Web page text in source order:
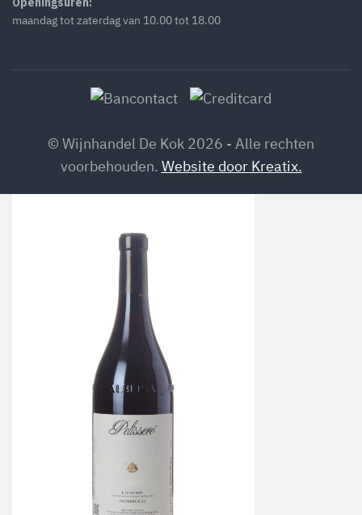
maandag tot zaterdag van 10.00 tot 18.00
© Wijnhandel De Kok 2026 - Alle rechten
voorbehouden. Website door Kreatix.